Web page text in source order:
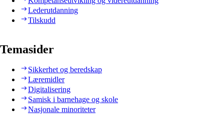
Lederutdanning
Tilskudd
Temasider
Sikkerhet og beredskap
Læremidler
Digitalisering
Samisk i barnehage og skole
Nasjonale minoriteter